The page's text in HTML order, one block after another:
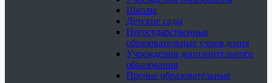
Школы
Детские сады
Негосударственные
образовательные учреждения
Учреждения дополнительного
образования
Прочие образовательные